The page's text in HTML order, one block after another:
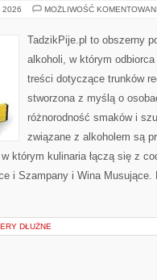
2026 MOŻLIWOŚĆ
TadzikPije.pl to obszerny
alkoholi, w którym
treści dotyczące trunków
stworzona z myślą o
różnorodność smaków i
związane z alkoholem są
którym kulinaria łączą się z
i Szampany i Wina Musujące.
DŁUŻNE